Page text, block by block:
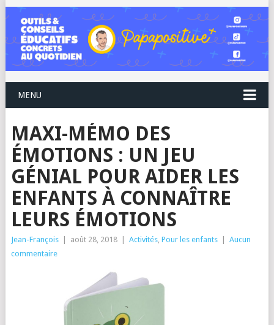
MENU
MAXI-MÉMO DES
ÉMOTIONS : UN JEU
GÉNIAL POUR AIDER LES
ENFANTS À CONNAÎTRE
LEURS ÉMOTIONS
Jean-François août 28, 2018 Activités, Pour les enfants
Aucun
commentaire